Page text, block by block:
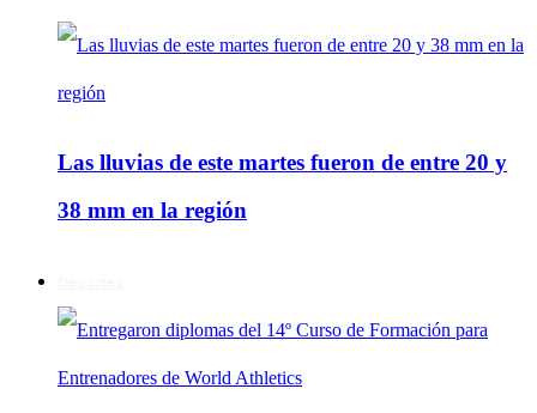
Las lluvias de este martes fueron de entre 20 y
38 mm en la región